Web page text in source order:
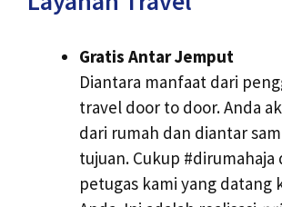
Gratis Antar Jemput
Diantara manfaat dari
travel door to door. Anda
dari rumah dan diantar
tujuan. Cukup #dirumahaja
petugas kami yang datang